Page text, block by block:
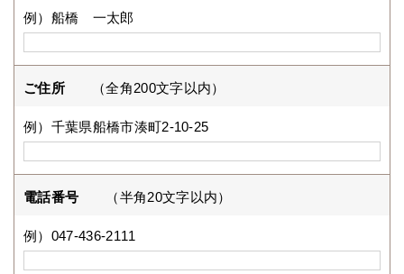
例）船橋 一太郎
ご住所 （全角200文字以内）
例）千葉県船橋市湊町2-10-25
電話番号 （半角20文字以内）
例）047-436-2111